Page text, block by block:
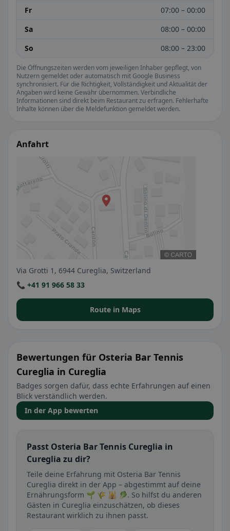
Fr
07:00 – 00:00
Sa
08:00 – 00:00
So
08:00 – 23:00
Die Öffnungszeiten werden vom jeweiligen Inhaber gepflegt, von
Nutzern gemeldet oder automatisch mit Google Business
synchronisiert. Für die Richtigkeit, Vollständigkeit und Aktualität der
Angaben wird keine Gewähr übernommen. Verbindliche
Informationen sind direkt beim Restaurant zu erfragen. Fehlerhafte
Inhalte können über die Meldefunktion gemeldet werden.
Anfahrt
Via Grotti 1, 6944 Cureglia, Switzerland
📞 +41 91 966 58 33
Route in Maps
Bewertungen für Osteria Bar Tennis
Cureglia in Cureglia
Badges sorgen dafür, dass echte Erfahrungen auf einen
Blick verständlich werden.
In der App bewerten
Passt Osteria Bar Tennis Cureglia in
Cureglia zu dir?
Teile deine Erfahrung mit Osteria Bar Tennis
Cureglia direkt in der App – abgestimmt auf deine
Ernährungsform 🌱 🌾 🕌 🥬. So hilfst du anderen
Gästen in Cureglia einzuschätzen, ob dieses
Restaurant wirklich zu ihnen passt.